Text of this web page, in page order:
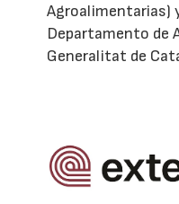
Agroalimentarias)
Departamento de
Generalitat de